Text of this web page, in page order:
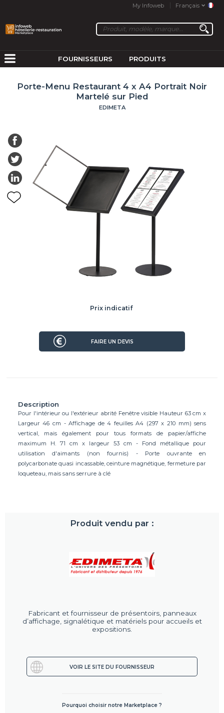
My Infoweb Français
FOURNISSEURS PRODUITS
Porte-Menu Restaurant 4 x A4 Portrait Noir
Martelé sur Pied
EDIMETA
Description
Pour l'intérieur ou l'extérieur abrité Fenêtre visible Hauteur 63 cm x
Largeur 46 cm - Affichage de 4 feuilles A4 (297 x 210 mm) sens
vertical, mais également pour tous formats de papier/affiche
maximum H. 71 cm x largeur 53 cm - Fond métallique pour
utilisation d'aimants (non fournis) - Porte ouvrante en
polycarbonate quasi incassable, ceinture magnétique, fermeture par
loqueteau, mais sans serrure à clé
Produit vendu par :
Fabricant et fournisseur de présentoirs, panneaux
d’affichage, signalétique et matériels pour accueils et
expositions.
Prix indicatif
VOIR LE SITE DU FOURNISSEUR
FAIRE UN DEVIS
Pourquoi choisir notre Marketplace ?